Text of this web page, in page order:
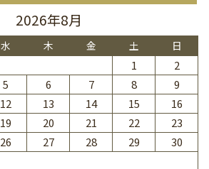
2026年8月
水 木 金 土 日
1
2
5 6 7 8
9
12 13 14 15
16
19 20 21 22
23
26 27 28 29
30